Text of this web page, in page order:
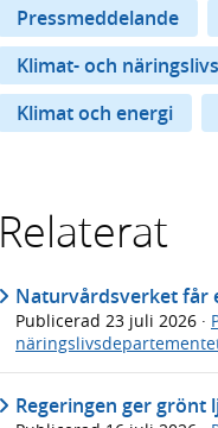
Pressmeddelande
Klimat- och
Klimat och energi
Relaterat
Naturvårdsverket får
Publicerad 23 juli 2026 ·
Regeringen ger